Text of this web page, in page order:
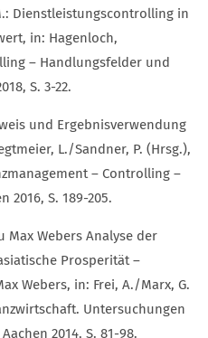
Dienstleistungscontrolling in
in: Hagenloch,
– Handlungsfelder und
S. 3-22.
und Ergebnisverwendung
L./Sandner, P. (Hrsg.),
– Controlling –
2016, S. 189-205.
Max Webers Analyse der
Prosperität –
Webers, in: Frei, A./Marx, G.
Untersuchungen
2014, S. 81-98.